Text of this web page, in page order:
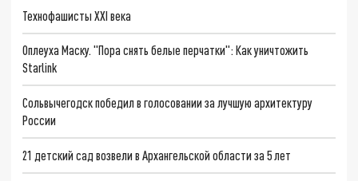
Технофашисты XXI века
Оплеуха Маску. "Пора снять белые перчатки": Как уничтожить
Starlink
Сольвычегодск победил в голосовании за лучшую архитектуру
России
21 детский сад возвели в Архангельской области за 5 лет